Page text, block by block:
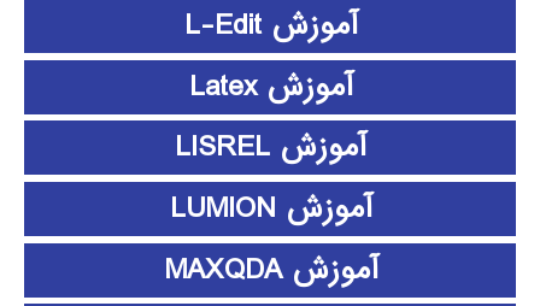
آموزش L-Edit
آموزش Latex
آموزش LISREL
آموزش LUMION
آموزش MAXQDA